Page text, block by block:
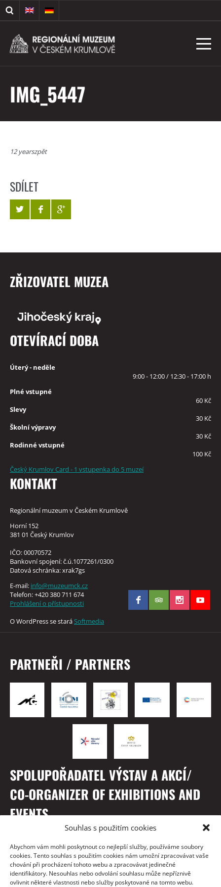
Souhlas s použitím cookies
Abychom vám mohli poskytnout co nejlepší služby, používáme soubory
cookies. Tento souhlas s použitím cookies nám umožní zpracovávat vaše
chování při procházení tohoto webu a zpracovávat jedinečné
identifikátory. Nesouhlas nebo odvolání souhlasu může nepříznivě
ovlivnit některé vlastnosti nebo služby poskytované na tomto webu.
IMG_5447
12 yearszpět
SDÍLET
ZŘIZOVATEL MUZEA
OTEVÍRACÍ DOBA
Úterý - neděle
9:00 - 12:00 / 12:30 - 17:00 h
Plné vstupné
60 Kč
Slevy
30 Kč
Školní výpravy
30 Kč
Rodinné vstupné
100 Kč
Český Krumlov Card - 1 vstupenka do 5 muzeí
KONTAKT
Regionální muzeum v Českém Krumlově
Horní 152
381 01 Český Krumlov
IČO: 00070572
Bankovní spojení: č.ú.1077261/0300
Datová schránka: xrak7gs
E-mail: info@muzeumck.cz
Telefon: +420 380 711 674
Prohlášení o přístupnosti
O WordPress se staráSoftmedia
PARTNEŘI / PARTNERS
SPOLUPOŘADATEL VÝSTAV A AKCÍ/
CO-ORGANIZER OF EXHIBITIONS AND
EVENTS